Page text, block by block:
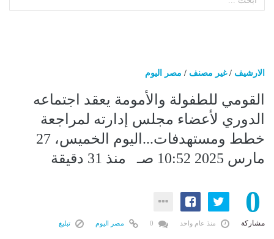
الارشيف /غير مصنف / مصر اليوم
القومي للطفولة والأمومة يعقد اجتماعه
الدوري لأعضاء مجلس إدارته لمراجعة
خطط ومستهدفات...اليوم الخميس، 27
مارس 2025 10:52 صـ منذ 31 دقيقة
0
مشاركة منذ عام واحد مصر اليوم تبليغ